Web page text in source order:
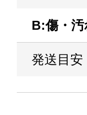
B:傷・
発送目安